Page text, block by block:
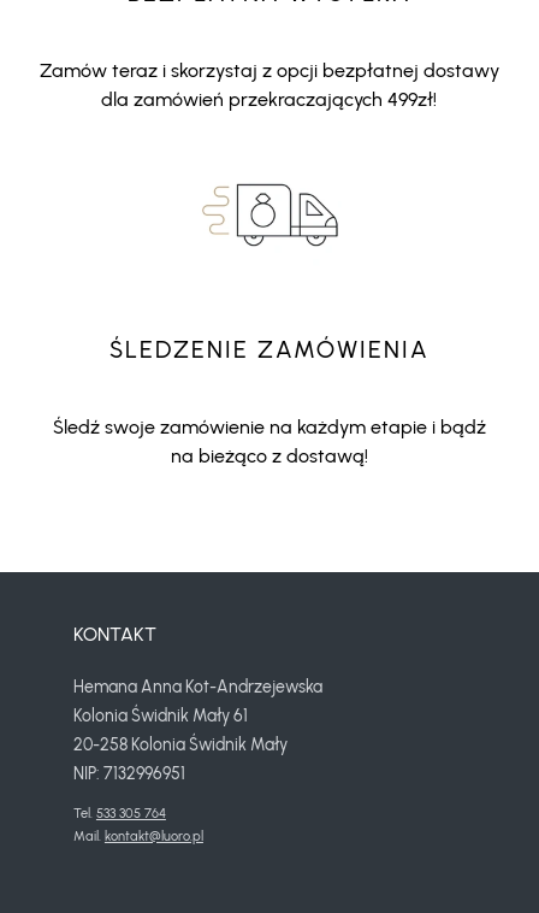
Zamów teraz i skorzystaj z opcji bezpłatnej dostawy
dla zamówień przekraczających 499zł!
ŚLEDZENIE ZAMÓWIENIA
Śledź swoje zamówienie na każdym etapie i bądź
na bieżąco z dostawą!
KONTAKT
Hemana Anna Kot-Andrzejewska
Kolonia Świdnik Mały 61
20-258 Kolonia Świdnik Mały
NIP: 7132996951
Tel. 533 305 764
Mail. kontakt@luoro.pl